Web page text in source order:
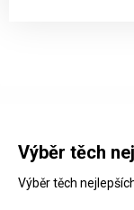
Výběr těch
Výběr těch